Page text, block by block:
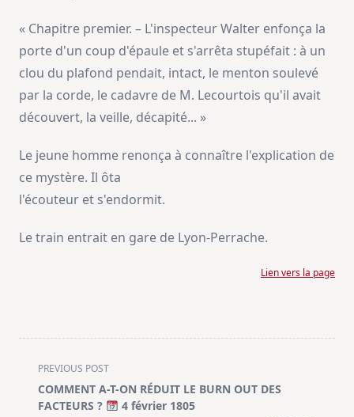
« Chapitre premier. – L'inspecteur Walter enfonça la
porte d'un coup d'épaule et s'arrêta stupéfait : à un
clou du plafond pendait, intact, le menton soulevé
par la corde, le cadavre de M. Lecourtois qu'il avait
découvert, la veille, décapité... »
Le jeune homme renonça à connaître l'explication de
ce mystère. Il ôta
l'écouteur et s'endormit.
Le train entrait en gare de Lyon-Perrache.
Lien vers la page
<span
class="nav-
subtitle
PREVIOUS POST
COMMENT A-T-ON RÉDUIT LE BURN OUT DES
FACTEURS ?
4 février 1805